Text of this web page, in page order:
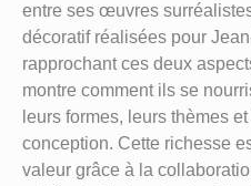
entre ses œuvres
décoratif réalisées pour
rapprochant ces deux
montre comment ils se
leurs formes, leurs thèmes
conception. Cette richesse
valeur grâce à la